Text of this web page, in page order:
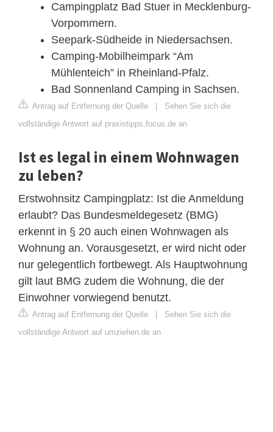
Campingplatz Bad Stuer in Mecklenburg-
Vorpommern.
Seepark-Südheide in Niedersachsen.
Camping-Mobilheimpark “Am
Mühlenteich” in Rheinland-Pfalz.
Bad Sonnenland Camping in Sachsen.
Antrag auf Entfernung der Quelle
Sehen Sie sich die
vollständige Antwort auf praxistipps.focus.de an
Ist es legal in einem Wohnwagen
zu leben?
Erstwohnsitz Campingplatz: Ist die Anmeldung
erlaubt? Das Bundesmeldegesetz (BMG)
erkennt in § 20 auch einen Wohnwagen als
Wohnung an. Vorausgesetzt, er wird nicht oder
nur gelegentlich fortbewegt. Als Hauptwohnung
gilt laut BMG zudem die Wohnung, die der
Einwohner vorwiegend benutzt.
Antrag auf Entfernung der Quelle
Sehen Sie sich die
vollständige Antwort auf umziehen.de an